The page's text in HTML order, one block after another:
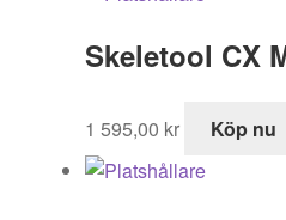
395,00
Skeletool CX
1 595,00 kr Köp nu